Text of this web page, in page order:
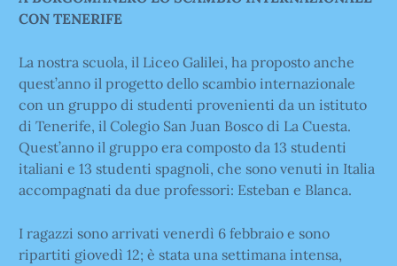
CON TENERIFE
La nostra scuola, il Liceo Galilei, ha proposto anche
quest’anno il progetto dello scambio internazionale
con un gruppo di studenti provenienti da un istituto
di Tenerife, il Colegio San Juan Bosco di La Cuesta.
Quest’anno il gruppo era composto da 13 studenti
italiani e 13 studenti spagnoli, che sono venuti in Italia
accompagnati da due professori: Esteban e Blanca.
I ragazzi sono arrivati venerdì 6 febbraio e sono
ripartiti giovedì 12; è stata una settimana intensa,